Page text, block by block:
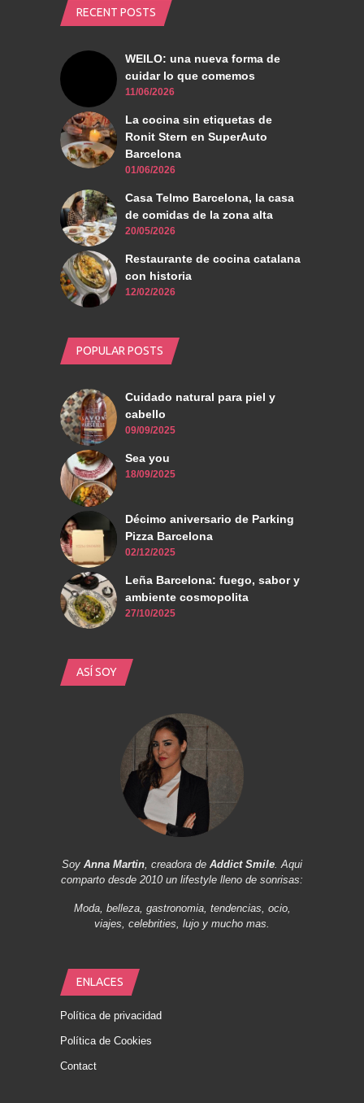
RECENT POSTS
WEILO: una nueva forma de
cuidar lo que comemos
11/06/2026
La cocina sin etiquetas de
Ronit Stern en SuperAuto
Barcelona
01/06/2026
Casa Telmo Barcelona, la casa
de comidas de la zona alta
20/05/2026
Restaurante de cocina catalana
con historia
12/02/2026
POPULAR POSTS
Cuidado natural para piel y
cabello
09/09/2025
Sea you
18/09/2025
Décimo aniversario de Parking
Pizza Barcelona
02/12/2025
Leña Barcelona: fuego, sabor y
ambiente cosmopolita
27/10/2025
ASÍ SOY
Soy Anna Martin, creadora de Addict Smile. Aqui
comparto desde 2010 un lifestyle lleno de sonrisas:
Moda, belleza, gastronomia, tendencias, ocio,
viajes, celebrities, lujo y mucho mas.
ENLACES
Política de privacidad
Política de Cookies
Contact